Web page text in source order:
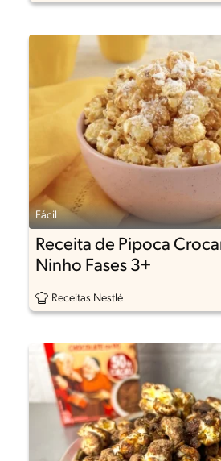
Fácil
Receita de Pipoca
Ninho Fases 3+
Receitas Nestlé